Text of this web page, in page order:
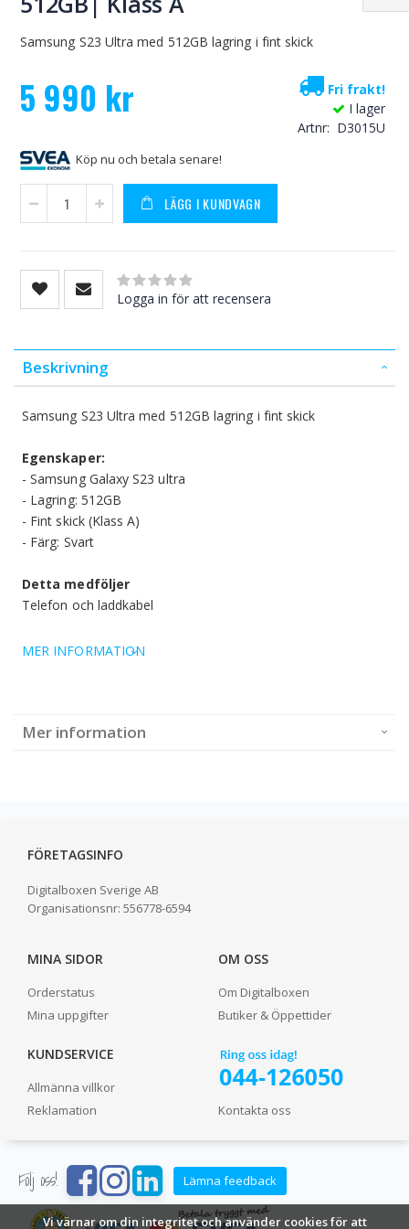
Vi värnar om din integritet och använder cookies för att
Samsung S23 Ultra med 512GB lagring i fint skick
5 990 kr
Fri frakt!
I lager
Artnr
D3015U
Köp nu och betala senare!
LÄGG I KUNDVAGN
Rating:
0% of100
Logga in för att recensera
Beskrivning
Samsung S23 Ultra med 512GB lagring i fint skick
Egenskaper:
- Samsung Galaxy S23 ultra
- Lagring: 512GB
- Fint skick (Klass A)
- Färg: Svart
Detta medföljer
Telefon och laddkabel
MER INFORMATION
Mer information
FÖRETAGSINFO
Digitalboxen Sverige AB
Organisationsnr: 556778-6594
MINA SIDOR
Orderstatus
Mina uppgifter
OM OSS
Om Digitalboxen
Butiker & Öppettider
KUNDSERVICE
Allmänna villkor
Reklamation
Kontakta oss
Följ oss! Lämna feedback